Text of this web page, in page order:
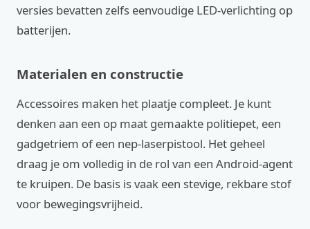
versies bevatten zelfs eenvoudige LED-verlichting op
batterijen.
Materialen en constructie
Accessoires maken het plaatje compleet. Je kunt
denken aan een op maat gemaakte politiepet, een
gadgetriem of een nep-laserpistool. Het geheel
draag je om volledig in de rol van een Android-agent
te kruipen. De basis is vaak een stevige, rekbare stof
voor bewegingsvrijheid.